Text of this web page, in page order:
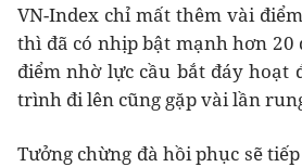
VN-Index chỉ mất thêm vài
thì đã có nhịp bật mạnh hơn 20
điểm nhờ lực cầu bắt đáy hoạt
trình đi lên cũng gặp vài lần
Tưởng chừng đà hồi phục sẽ